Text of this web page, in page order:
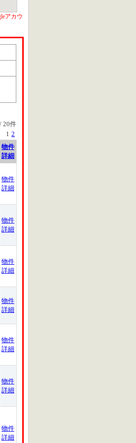
アカウ
20件
1 2
物件
詳細
物件
詳細
物件
詳細
物件
詳細
物件
詳細
物件
詳細
物件
詳細
物件
詳細